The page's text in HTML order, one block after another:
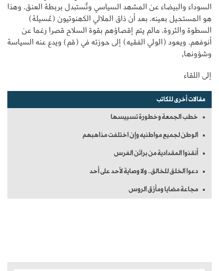
السوداء والبيضاء عن المشهد السياسي وتُستبدل بربطة العنق، وهذا
هو المستحيل بعينه، بعد أن ذاق الملالي الكهنوتيون (عُسيلة)
السطوة والثروة، مالم يتم إقصاؤهم بقوة السلاح قصرا رغما عن
أنوفهم، ويعود (الولي الفقيه) إلى حوزته في (قم) ويدع عنه السياسة
وشؤونها,
إلى اللقاء
مقالات أخرى للكاتب
خطب الجمعة وخطورة تسييسها
الوطن لجميع مواطنيه وإن اختلفت مذاهبهم
أنقذوا المقدادية من براثن الفرس
دعوا الخلق للخالق.. ولا وصاية لأحد على أحد
مجاعة مضايا ومأزق الروس